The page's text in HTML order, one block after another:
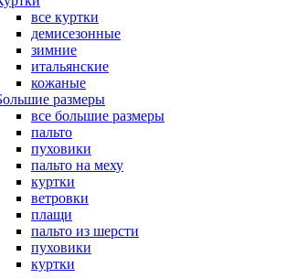
все куртки
демисезонные
зимние
итальянские
кожаные
размеры
все большие размеры
пальто
пуховики
пальто на меху
куртки
ветровки
плащи
пальто из шерсти
пуховики
куртки